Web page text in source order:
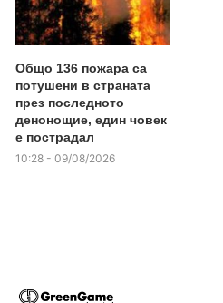
Общо 136 пожара са
потушени в страната
през последното
денонощие, един човек
е пострадал
10:28 - 09/08/2026